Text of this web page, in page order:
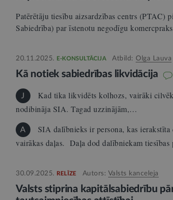
Patērētāju tiesību aizsardzības centrs (PTAC)
Sabiedrība) par īstenotu negodīgu
20.11.2025. E-KONSULTĀCIJA Atbild: Olga Lauva
Kā notiek sabiedrības likvidācija
J
Kad tika likvidēts kolhozs, vairāki
nodibināja SIA. Tagad uzzinājām,…
A
SIA dalībnieks ir persona, kas
vairākas daļas. Daļa dod dalībniekam
30.09.2025. RELĪZE Autors: Valsts kanceleja
Valsts stiprina kapitālsabiedrību